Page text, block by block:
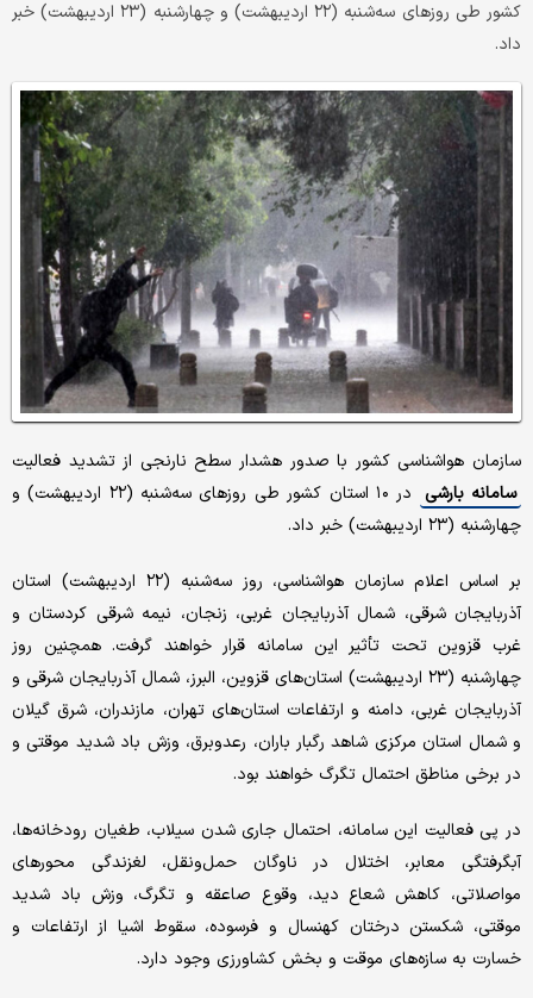
کشور طی روزهای سه‌شنبه (۲۲ اردیبهشت) و چهارشنبه (۲۳ اردیبهشت) خبر
داد.
سازمان هواشناسی کشور با صدور هشدار سطح نارنجی از تشدید فعالیت
سامانه بارشی
در ۱۰ استان کشور طی روزهای سه‌شنبه (۲۲ اردیبهشت) و
چهارشنبه (۲۳ اردیبهشت) خبر داد.
بر اساس اعلام سازمان هواشناسی، روز سه‌شنبه (۲۲ اردیبهشت) استان
آذربایجان شرقی، شمال آذربایجان غربی، زنجان، نیمه شرقی کردستان و
غرب قزوین تحت تأثیر این سامانه قرار خواهند گرفت. همچنین روز
چهارشنبه (۲۳ اردیبهشت) استان‌های قزوین، البرز، شمال آذربایجان شرقی و
آذربایجان غربی، دامنه و ارتفاعات استان‌های تهران، مازندران، شرق گیلان
و شمال استان مرکزی شاهد رگبار باران، رعدوبرق، وزش باد شدید موقتی و
در برخی مناطق احتمال تگرگ خواهند بود.
در پی فعالیت این سامانه، احتمال جاری شدن سیلاب، طغیان رودخانه‌ها،
آبگرفتگی معابر، اختلال در ناوگان حمل‌ونقل، لغزندگی محورهای
مواصلاتی، کاهش شعاع دید، وقوع صاعقه و تگرگ، وزش باد شدید
موقتی، شکستن درختان کهنسال و فرسوده، سقوط اشیا از ارتفاعات و
خسارت به سازه‌های موقت و بخش کشاورزی وجود دارد.